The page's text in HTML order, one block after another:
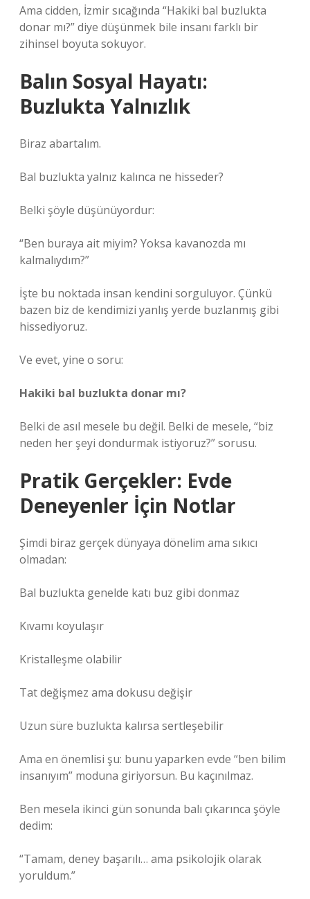
Ama cidden, İzmir sıcağında “Hakiki bal buzlukta
donar mı?” diye düşünmek bile insanı farklı bir
zihinsel boyuta sokuyor.
Balın Sosyal Hayatı:
Buzlukta Yalnızlık
Biraz abartalım.
Bal buzlukta yalnız kalınca ne hisseder?
Belki şöyle düşünüyordur:
“Ben buraya ait miyim? Yoksa kavanozda mı
kalmalıydım?”
İşte bu noktada insan kendini sorguluyor. Çünkü
bazen biz de kendimizi yanlış yerde buzlanmış gibi
hissediyoruz.
Ve evet, yine o soru:
Hakiki bal buzlukta donar mı?
Belki de asıl mesele bu değil. Belki de mesele, “biz
neden her şeyi dondurmak istiyoruz?” sorusu.
Pratik Gerçekler: Evde
Deneyenler İçin Notlar
Şimdi biraz gerçek dünyaya dönelim ama sıkıcı
olmadan:
Bal buzlukta genelde katı buz gibi donmaz
Kıvamı koyulaşır
Kristalleşme olabilir
Tat değişmez ama dokusu değişir
Uzun süre buzlukta kalırsa sertleşebilir
Ama en önemlisi şu: bunu yaparken evde “ben bilim
insanıyım” moduna giriyorsun. Bu kaçınılmaz.
Ben mesela ikinci gün sonunda balı çıkarınca şöyle
dedim:
“Tamam, deney başarılı… ama psikolojik olarak
yoruldum.”